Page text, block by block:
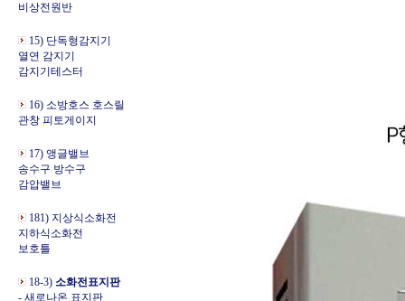
비상전원반
15) 단독형감지기
열연 감지기
감지기테스터
16) 소방호스 호스릴
관창 피토게이지
17) 앵글밸브
송수구 방수구
감압밸브
181) 지상식소화전
지하식소화전
보호틀
18-3) 소화전표지판
- 새로나온 표지판